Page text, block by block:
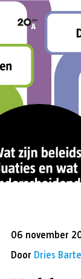
06 november
Door Dries